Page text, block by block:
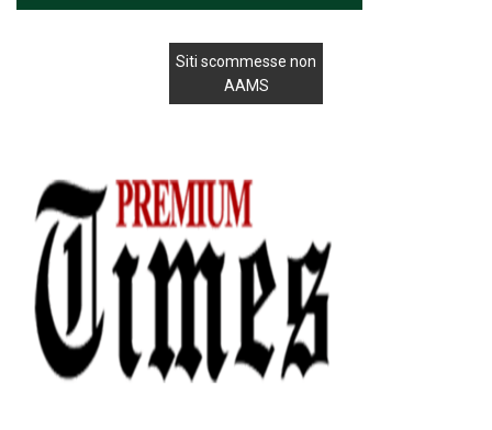
Siti scommesse non
AAMS